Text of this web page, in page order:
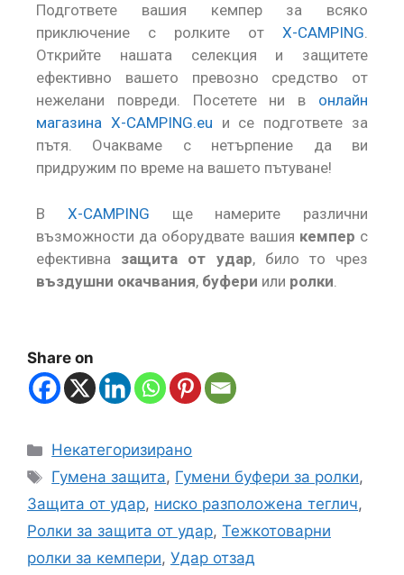
Подгответе вашия кемпер за всяко
приключение с ролките от X-CAMPING.
Открийте нашата селекция и защитете
ефективно вашето превозно средство от
нежелани повреди. Посетете ни в онлайн
магазина X-CAMPING.eu и се подгответе за
пътя. Очакваме с нетърпение да ви
придружим по време на вашето пътуване!
В X-CAMPING ще намерите различни
възможности да оборудвате вашия кемпер с
ефективна защита от удар, било то чрез
въздушни окачвания, буфери или ролки
Share on
Некатегоризирано
Гумена защита, Гумени буфери за ролки,
Защита от удар, ниско разположена теглич,
Ролки за защита от удар, Тежкотоварни
ролки за кемпери, Удар отзад